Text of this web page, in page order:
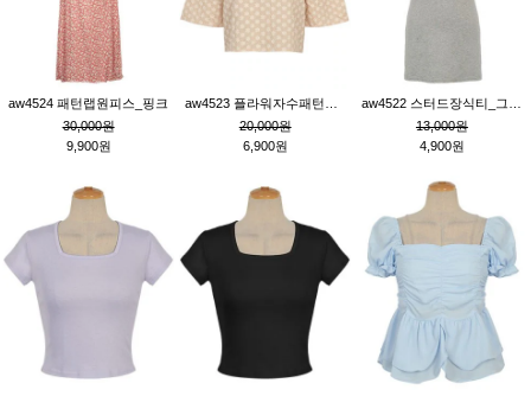
aw4524 패턴랩원피스_핑크
30,000원
9,900원
20,000원
6,900원
13,000원
4,900원